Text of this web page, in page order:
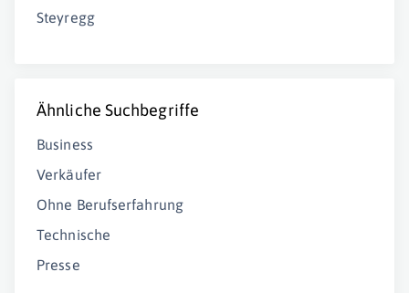
Steyregg
Ähnliche Suchbegriffe
Business
Verkäufer
Ohne Berufserfahrung
Technische
Presse